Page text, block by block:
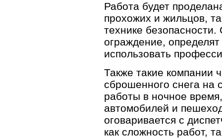
Работа будет
прохожих и жильцов,
технике
ограждение,
использовать
Также такие компании
сброшенного снега на
работы в ночное
автомобилей и
оговаривается с
как сложность работ,